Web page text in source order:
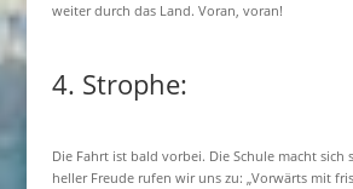
weiter durch das Land. Voran, voran!
4. Strophe:
Die Fahrt ist bald vorbei. Die Schule macht sich
heller Freude rufen wir uns zu: „Vorwärts mit